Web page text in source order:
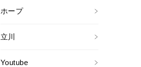
ホープ
立川
Youtube